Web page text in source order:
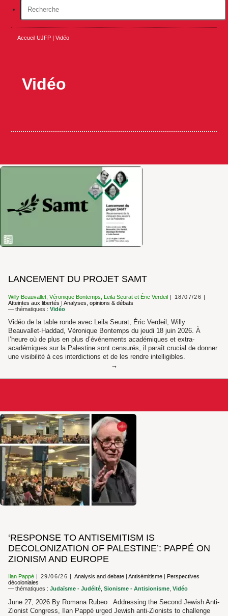
Accueil UJFP| Vidéo
Vidéo
LANCEMENT DU PROJET SAMT
Willy Beauvallet Véronique Bontemps Leila Seurat et Éric Verdeil
18/07/26
Atteintes aux libertés | Analyses, opinions & débats
— thématiques : Vidéo
Vidéo de la table ronde avec Leila Seurat, Éric Verdeil, Willy
Beauvallet-Haddad, Véronique Bontemps du jeudi 18 juin 2026. À
l’heure où de plus en plus d’événements académiques et extra-
académiques sur la Palestine sont censurés, il paraît crucial de donner
une visibilité à ces interdictions et de les rendre intelligibles.
‘RESPONSE TO ANTISEMITISM IS
DECOLONIZATION OF PALESTINE’: PAPPÉ ON
ZIONISM AND EUROPE
Ilan Pappé 29/06/26 Analysis and debate |Antisémitisme
Perspectives
décoloniales
— thématiques : Judaïsme - Judéité Sionisme - Antisionisme Vidéo
June 27, 2026 By Romana Rubeo Addressing the Second Jewish Anti-
Zionist Congress, Ilan Pappé urged Jewish anti-Zionists to challenge